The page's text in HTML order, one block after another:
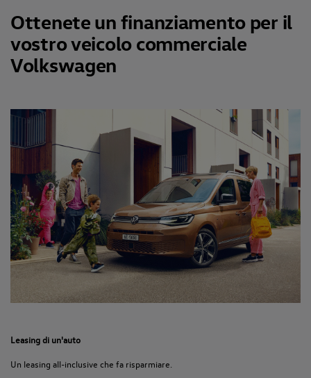
Ottenete un finanziamento per il
vostro veicolo commerciale
Volkswagen
Leasing di un'auto
Un leasing all-inclusive che fa risparmiare.